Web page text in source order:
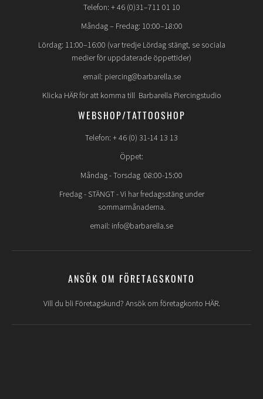
Telefon: + 46 (0)31–711 01 10
Måndag – Fredag: 10:00–18:00
Lördag: 11:00–16:00 (var tredje Lördag stängt, se sociala
medier för uppdaterade öppettider)
email: piercing@barbarella.se
Klicka HÄR för att komma till Barbarella Piercingstudio
WEBSHOP/TATTOOSHOP
Telefon: + 46 (0) 31-14 13 13
Öppet:
Måndag - Torsdag 08:00-15:00
Fredag - STÄNGT- Vi har fredagsstäng under
sommarmånaderna.
email: info@barbarella.se
ANSÖK OM FÖRETAGSKONTO
Vill du bli Företagskund? Ansök om företagkonto HÄR.